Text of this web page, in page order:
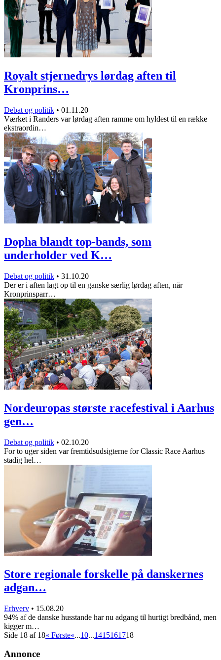
Royalt stjernedrys lørdag aften til
Kronprins…
Debat og politik • 01.11.20
Værket i Randers var lørdag aften ramme om hyldest til en række
ekstraordin…
Dopha blandt top-bands, som
underholder ved K…
Debat og politik • 31.10.20
Der er i aften lagt op til en ganske særlig lørdag aften, når
Kronprinsparr…
Nordeuropas største racefestival i Aarhus
gen…
Debat og politik • 02.10.20
For to uger siden var fremtidsudsigterne for Classic Race Aarhus
stadig hel…
Store regionale forskelle på danskernes
adgan…
Erhverv • 15.08.20
94% af de danske husstande har nu adgang til hurtigt bredbånd, men
kigger m…
Side 18 af 18« Første«...10...1415161718
Annonce